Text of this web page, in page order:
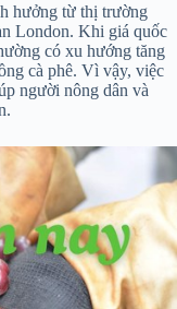
hưởng từ thị trường
London. Khi giá quốc
có xu hướng tăng
cà phê. Vì vậy, việc
người nông dân và